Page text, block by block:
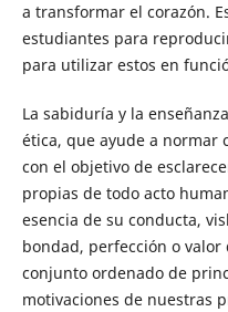
a transformar el corazón.
estudiantes para
para utilizar estos en
La sabiduría y la
ética, que ayude a normar
con el objetivo de
propias de todo acto
esencia de su conducta,
bondad, perfección o
conjunto ordenado de
motivaciones de nuestras